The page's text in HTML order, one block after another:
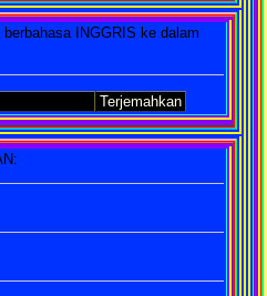
INGGRIS ke dalam